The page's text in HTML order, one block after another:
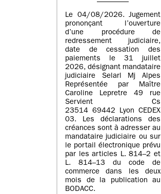
Le 04/08/2026. Jugement
prononçant l’ouverture
d’une procédure de
redressement judiciaire,
date de cessation des
paiements le 31 juillet
2026, désignant mandataire
judiciaire Selarl Mj Alpes
Représentée par Maître
Caroline Lepretre 49 rue
Servient Cs
23514 69442 Lyon CEDEX
03. Les déclarations des
créances sont à adresser au
mandataire judiciaire ou sur
le portail électronique prévu
par les articles L. 814–2 et
L. 814–13 du code de
commerce dans les deux
mois de la publication au
BODACC.